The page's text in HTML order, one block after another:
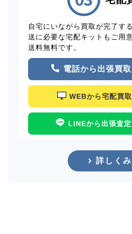
自宅にいながら買取が完了す
送に必要な宅配キットもご用
送料無料です。
電話から出張買
WEBから宅配買
LINEから出張査
詳しく